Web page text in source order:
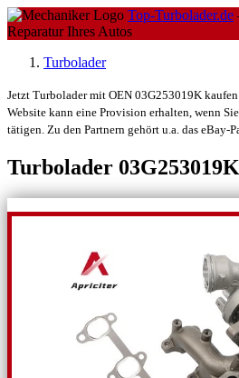
Top-Turbolader.de
Reparatur Ihres Autos
Turbolader
Jetzt Turbolader mit OEN 03G253019K
Website kann eine Provision erhalten, wenn
tätigen. Zu den Partnern gehört u.a. das eBay-
Turbolader 03G253019K